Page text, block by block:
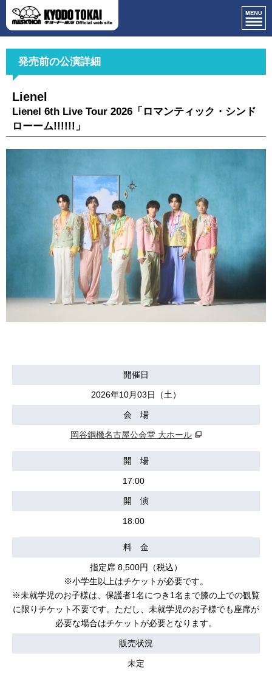
発売前の公演詳細
Lienel
Lienel 6th Live Tour 2026「ロマンティック・シンド
ローーム!!!!!!」
開催日
2026年10月03日（土）
会 場
岡谷鋼機名古屋公会堂 大ホール
開 場
17:00
開 演
18:00
料 金
指定席 8,500円（税込）
※小学生以上はチケットが必要です。
※未就学児のお子様は、保護者1名につき1名まで膝の上での観覧
に限りチケット不要です。ただし、未就学児のお子様でも座席が
必要な場合はチケットが必要となります。
販売状況
未定